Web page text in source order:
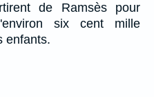
de Ramsès pour
six cent mille
enfants.